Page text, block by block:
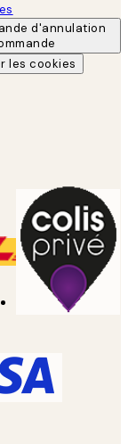
d'annulation
les cookies